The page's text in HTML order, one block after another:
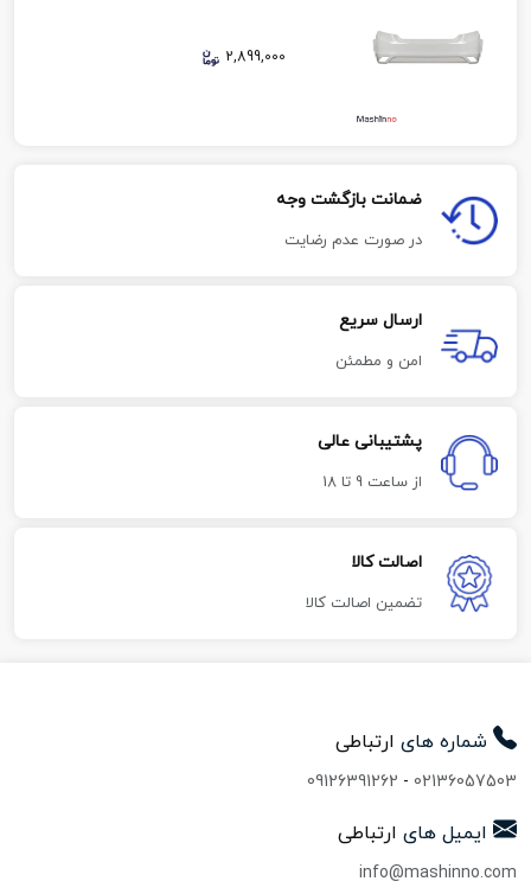
2,899,000
ضمانت بازگشت وجه
در صورت عدم رضایت
ارسال سریع
امن و مطمئن
پشتیبانی عالی
از ساعت 9 تا 18
اصالت کالا
تضمین اصالت کالا
شماره های ارتباطی
02136057503
-
09126391262
ایمیل های ارتباطی
info@mashinno.com